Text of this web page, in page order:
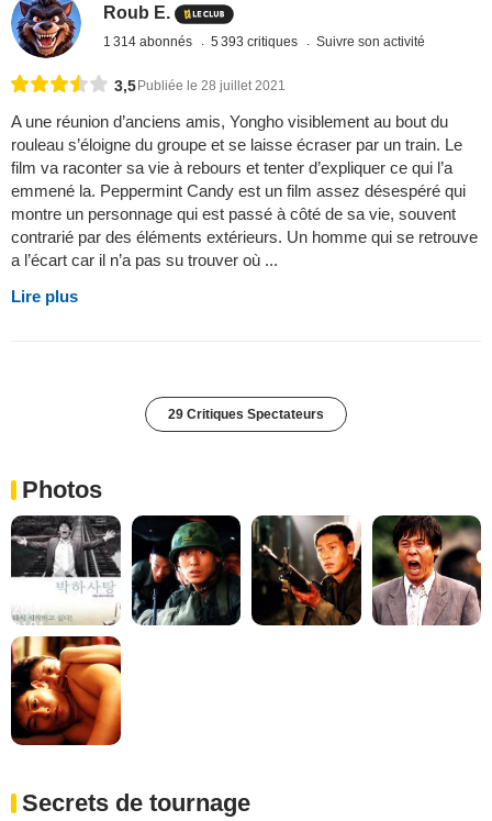
Roub E.
1 314 abonnés 5 393 critiques Suivre son activité
3,5 Publiée le 28 juillet 2021
A une réunion d’anciens amis, Yongho visiblement au bout du
rouleau s’éloigne du groupe et se laisse écraser par un train. Le
film va raconter sa vie à rebours et tenter d’expliquer ce qui l’a
emmené la. Peppermint Candy est un film assez désespéré qui
montre un personnage qui est passé à côté de sa vie, souvent
contrarié par des éléments extérieurs. Un homme qui se retrouve
a l’écart car il n’a pas su trouver où ...
Lire plus
29 Critiques Spectateurs
Photos
Secrets de tournage